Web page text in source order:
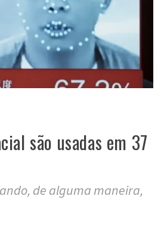
são usadas em 37
de alguma maneira,